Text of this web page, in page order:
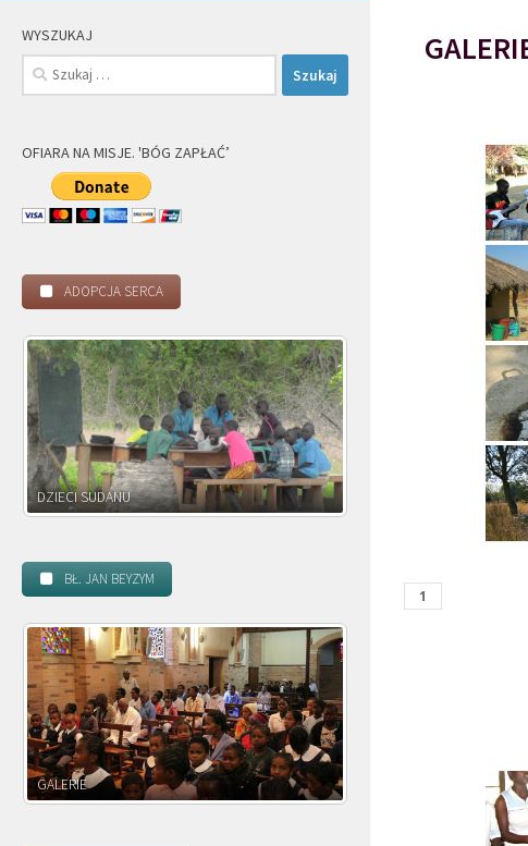
WYSZUKAJ
Szukaj:
OFIARA NA MISJE. 'BÓG ZAPŁAĆ’
ADOPCJA SERCA
DZIECI ZAMBII
BŁ. JAN BEYZYM
POWOŁANIE MISYJNE